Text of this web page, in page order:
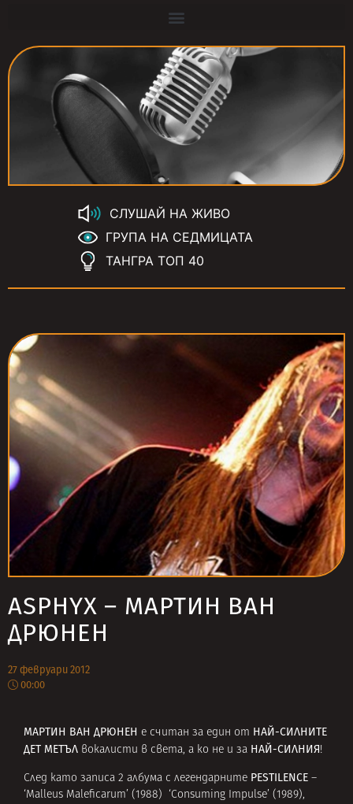
СЛУШАЙ НА ЖИВО
ГРУПА НА СЕДМИЦАТА
ТАНГРА ТОП 40
ASPHYX – МАРТИН ВАН
ДРЮНЕН
27 февруари 2012
00:00
МАРТИН ВАН ДРЮНЕН е считан за един от НАЙ-СИЛНИТЕ
ДЕТ МЕТЪЛ вокалисти в света, а ко не и за НАЙ-СИЛНИЯ!
След като записа 2 албума с легендарните PESTILENCE –
‘Malleus Maleficarum’ (1988) ‘Consuming Impulse’ (1989),